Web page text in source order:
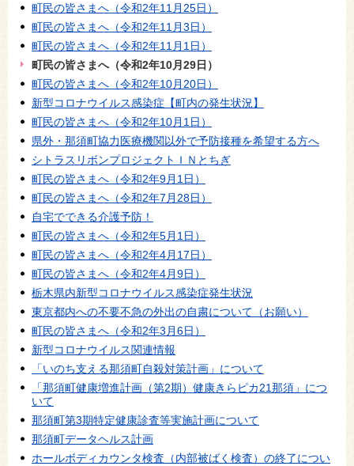
町民の皆さまへ（令和2年11月25日）
町民の皆さまへ（令和2年11月3日）
町民の皆さまへ（令和2年11月1日）
町民の皆さまへ（令和2年10月29日）
町民の皆さまへ（令和2年10月20日）
新型コロナウイルス感染症【町内の発生状況】
町民の皆さまへ（令和2年10月1日）
県外・那須町協力医療機関以外で予防接種を希望する方へ
シトラスリボンプロジェクトＩＮとちぎ
町民の皆さまへ（令和2年9月1日）
町民の皆さまへ（令和2年7月28日）
自宅でできる介護予防！
町民の皆さまへ（令和2年5月1日）
町民の皆さまへ（令和2年4月17日）
町民の皆さまへ（令和2年4月9日）
栃木県内新型コロナウイルス感染症発生状況
東京都内への不要不急の外出の自粛について（お願い）
町民の皆さまへ（令和2年3月6日）
新型コロナウイルス関連情報
「いのち支える那須町自殺対策計画」について
「那須町健康増進計画（第2期）健康きらピカ21那須」につ
いて
那須町第3期特定健康診査等実施計画について
那須町データヘルス計画
ホールボディカウンタ検査（内部被ばく検査）の終了につい